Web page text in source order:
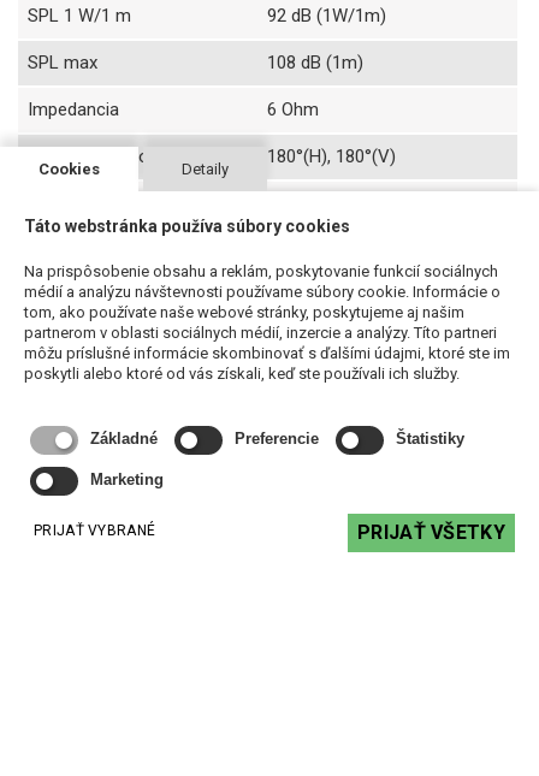
SPL 1 W/1 m 92 dB (1W/1m)
SPL max 108 dB (1m)
Impedancia 6 Ohm
Vyžarovací uhol 180°(H), 180°(V)
Materiál sádrokartónová doska
Odporúčané produkty
Cookies Detaily
Táto webstránka používa súbory cookies
Na prispôsobenie obsahu a reklám, poskytovanie funkcií sociálnych
médií a analýzu návštevnosti používame súbory cookie. Informácie o
tom, ako používate naše webové stránky, poskytujeme aj našim
partnerom v oblasti sociálnych médií, inzercie a analýzy. Títo partneri
môžu príslušné informácie skombinovať s ďalšími údajmi, ktoré ste im
poskytli alebo ktoré od vás získali, keď ste používali ich služby.
Základné Preferencie Štatistiky
Marketing
PRIJAŤ VYBRANÉ PRIJAŤ VŠETKY